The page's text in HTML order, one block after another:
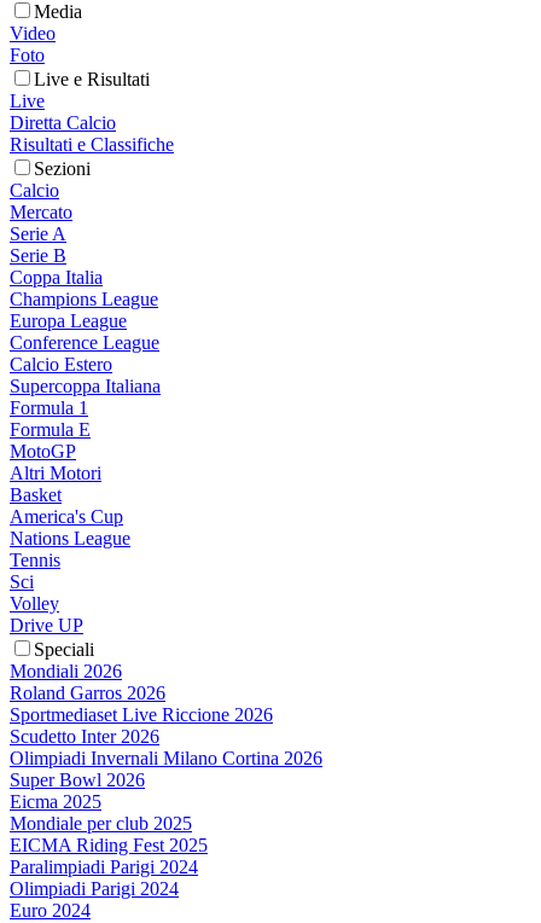
Media
Video
Foto
Live e Risultati
Live
Diretta Calcio
Risultati e Classifiche
Sezioni
Calcio
Mercato
Serie A
Serie B
Coppa Italia
Champions League
Europa League
Conference League
Calcio Estero
Supercoppa Italiana
Formula 1
Formula E
MotoGP
Altri Motori
Basket
America's Cup
Nations League
Tennis
Sci
Volley
Drive UP
Speciali
Mondiali 2026
Roland Garros 2026
Sportmediaset Live Riccione 2026
Scudetto Inter 2026
Olimpiadi Invernali Milano Cortina 2026
Super Bowl 2026
Eicma 2025
Mondiale per club 2025
EICMA Riding Fest 2025
Paralimpiadi Parigi 2024
Olimpiadi Parigi 2024
Euro 2024